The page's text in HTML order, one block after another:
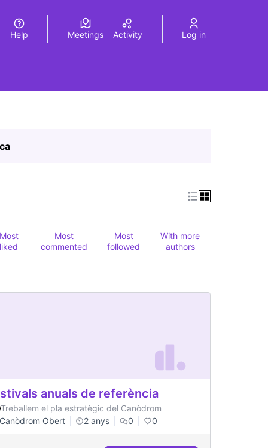
Elegir el idiomaChoose language
Help Meetings Activity Log in
liked
Most
commented
Most
followed
With more
authors
anuals de referència
Treballem el pla estratègic del Canòdrom
Canòdrom Obert
2 anys 0 0